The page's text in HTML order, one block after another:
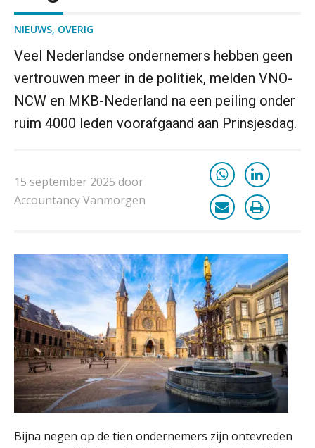
NIEUWS, OVERIG
Veel Nederlandse ondernemers hebben geen
vertrouwen meer in de politiek, melden VNO-
NCW en MKB-Nederland na een peiling onder
ruim 4000 leden voorafgaand aan Prinsjesdag.
15 september 2025 door
Accountancy Vanmorgen
Bijna negen op de tien ondernemers zijn ontevreden
Woord & Daad: “Van wildgroei naar
een structuur die iedereen begrijpt”
Scan-en-herken haalt de druk niet van
je kwartaalafsluiting. Dit wel.
Uitspraak Hoge Raad: subsidie voor
tuchtrechtspraak advocatuur is
belast met btw
Informer Money genomineerd voor
Best FinTech Startup of the Year
Wwft-compliance in 2026: doen we
het beter dan vorig jaar?
ICT & AI | Volledig automatische
factuurverwerking: zo kom je er
Hierom zijn webshopondernemers
extra kwetsbaar voor
boekhoudfouten
Blog | Aandachtspunten bij de
transitie in verband met de Wet
toekomst pensioenen voor de
werkgever